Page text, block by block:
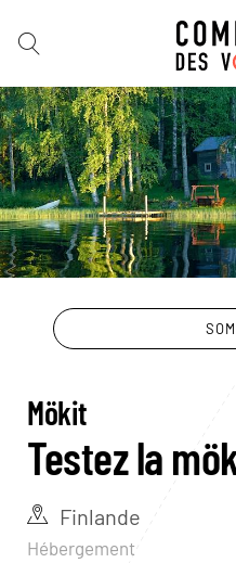
Mökit
Testez la
Finlande
Hébergement